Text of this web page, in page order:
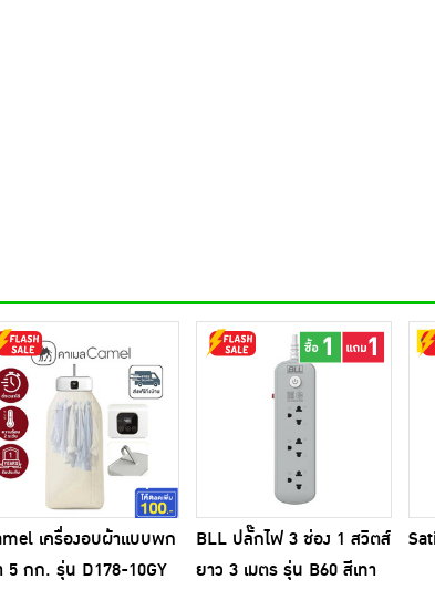
เครื่องอบผ้าแบบพก
5 กก. รุ่น D178-10GY
BLL ปลั๊กไฟ 3 ช่อง 1 สวิตส์
ยาว 3 เมตร รุ่น B60 สีเทา